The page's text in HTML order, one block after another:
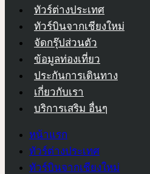
ทัวร์ต่างประเทศ
ทัวร์บินจากเชียงใหม่
จัดกรุ๊ปส่วนตัว
ข้อมูลท่องเที่ยว
ประกันการเดินทาง
เกี่ยวกับเรา
บริการเสริม อื่นๆ
หน้าแรก
ทัวร์ต่างประเทศ
ทัวร์บินจากเชียงใหม่